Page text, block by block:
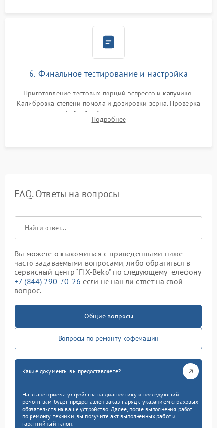
6. Финальное тестирование и настройка
Приготовление тестовых порций эспрессо и капучино.
Калибровка степени помола и дозировки зерна. Проверка
плотности кофейной таблетки, температуры напитка и
качества молочной пены. Контроль отсутствия посторонних
Подробнее
FAQ. Ответы на вопросы
Вы можете ознакомиться с приведенными ниже
часто задаваемыми вопросами, либо обратиться в
сервисный центр “FIX-Beko” по следующему телефону
+7 (844) 290-70-26 если не нашли ответ на свой
вопрос.
Общие вопросы
Вопросы по ремонту кофемашин
Какие документы вы предоставляете?
На этапе приема устройства на диагностику и последующий
ремонт вам будет предоставлен заказ-наряд с указанием страховых
обязательств на ваше устройство. Далее, после выполнения работ
по ремонту техники, вы получите акт выполненных работ и
гарантийный талон.